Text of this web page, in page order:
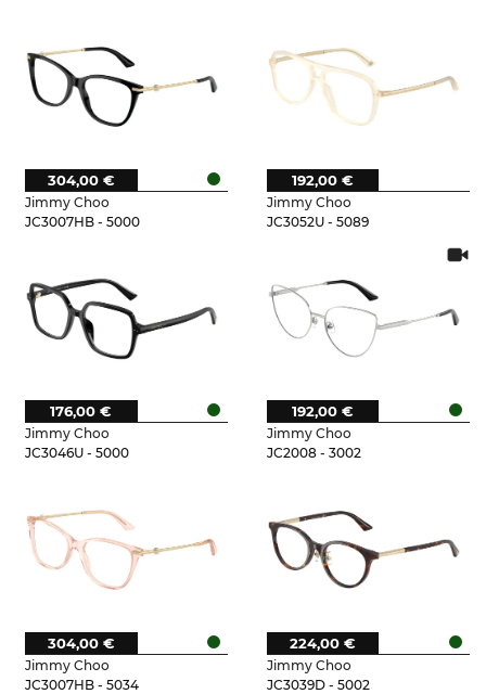
Jimmy Choo
JC3007HB - 5000
304,00 €
Jimmy Choo
JC3052U - 5089
192,00 €
Jimmy Choo
JC3046U - 5000
176,00 €
Jimmy Choo
JC2008 - 3002
192,00 €
Jimmy Choo
JC3007HB - 5034
304,00 €
Jimmy Choo
JC3039D - 5002
224,00 €